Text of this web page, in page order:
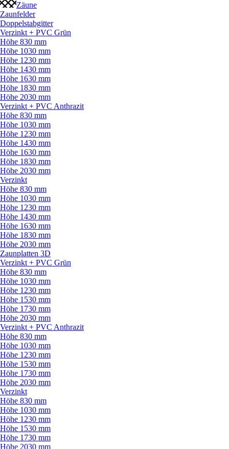
Zäune
Zaunfelder
Doppelstabgitter
Verzinkt + PVC Grün
Höhe 830 mm
Höhe 1030 mm
Höhe 1230 mm
Höhe 1430 mm
Höhe 1630 mm
Höhe 1830 mm
Höhe 2030 mm
Verzinkt + PVC Anthrazit
Höhe 830 mm
Höhe 1030 mm
Höhe 1230 mm
Höhe 1430 mm
Höhe 1630 mm
Höhe 1830 mm
Höhe 2030 mm
Verzinkt
Höhe 830 mm
Höhe 1030 mm
Höhe 1230 mm
Höhe 1430 mm
Höhe 1630 mm
Höhe 1830 mm
Höhe 2030 mm
Zaunplatten 3D
Verzinkt + PVC Grün
Höhe 830 mm
Höhe 1030 mm
Höhe 1230 mm
Höhe 1530 mm
Höhe 1730 mm
Höhe 2030 mm
Verzinkt + PVC Anthrazit
Höhe 830 mm
Höhe 1030 mm
Höhe 1230 mm
Höhe 1530 mm
Höhe 1730 mm
Höhe 2030 mm
Verzinkt
Höhe 830 mm
Höhe 1030 mm
Höhe 1230 mm
Höhe 1530 mm
Höhe 1730 mm
Höhe 2030 mm